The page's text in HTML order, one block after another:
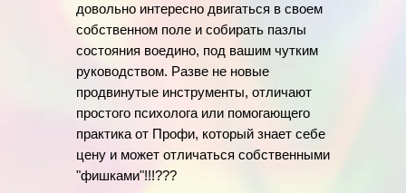
довольно интересно двигаться в своем
собственном поле и собирать пазлы
состояния воедино, под вашим чутким
руководством. Разве не новые
продвинутые инструменты, отличают
простого психолога или помогающего
практика от Профи, который знает себе
цену и может отличаться собственными
"фишками"!!!???